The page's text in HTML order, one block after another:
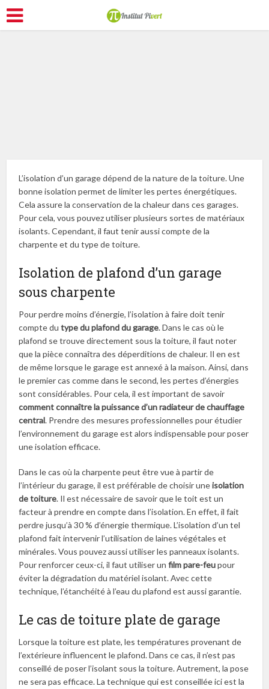
L’isolation d’un garage dépend de la nature de la toiture. Une
bonne isolation permet de limiter les pertes énergétiques.
Cela assure la conservation de la chaleur dans ces garages.
Pour cela, vous pouvez utiliser plusieurs sortes de matériaux
isolants. Cependant, il faut tenir aussi compte de la
charpente et du type de toiture.
Isolation de plafond d’un garage
sous charpente
Pour perdre moins d’énergie, l’isolation à faire doit tenir
compte dutype du plafond du garage. Dans le cas où le
plafond se trouve directement sous la toiture, il faut noter
que la pièce connaîtra des déperditions de chaleur. Il en est
de même lorsque le garage est annexé à la maison. Ainsi, dans
le premier cas comme dans le second, les pertes d’énergies
sont considérables. Pour cela, il est important de savoir
comment connaître la puissance d’un radiateur de chauffage
central. Prendre des mesures professionnelles pour étudier
l’environnement du garage est alors indispensable pour poser
une isolation efficace.
Dans le cas où la charpente peut être vue à partir de
l’intérieur du garage, il est préférable de choisir uneisolation
de toiture. Il est nécessaire de savoir que le toit est un
facteur à prendre en compte dans l’isolation. En effet, il fait
perdre jusqu’à 30 % d’énergie thermique. L’isolation d’un tel
plafond fait intervenir l’utilisation de laines végétales et
minérales. Vous pouvez aussi utiliser les panneaux isolants.
Pour renforcer ceux-ci, il faut utiliser unfilm pare-feupour
éviter la dégradation du matériel isolant. Avec cette
technique, l’étanchéité à l’eau du plafond est aussi garantie.
Le cas de toiture plate de garage
Lorsque la toiture est plate, les températures provenant de
l’extérieure influencent le plafond. Dans ce cas, il n’est pas
conseillé de poser l’isolant sous la toiture. Autrement, la pose
ne sera pas efficace. La technique qui est conseillée ici est la